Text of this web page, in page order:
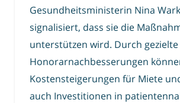
Gesundheitsministerin Nina
signalisiert, dass sie die
unterstützen wird. Durch gezielte
Honorarnachbesserungen
Kostensteigerungen für Miete
auch Investitionen in